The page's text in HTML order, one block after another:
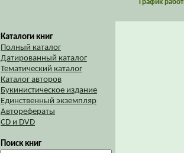
График
Каталоги книг
Полный каталог
Датированный каталог
Тематический каталог
Каталог авторов
Букинистическое издание
Единственный экземпляр
Авторефераты
CD и DVD
Поиск книг